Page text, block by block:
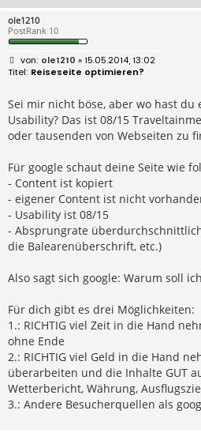
ole1210
PostRank 10
B
e
r
a
g
ole1210 » 15.05.2014, 13:02
Reiseseite optimieren?
Sei mir nicht böse, aber wo hast du
Usability? Das ist 08/15
oder tausenden von Webseiten zu
Für google schaut deine Seite wie
- Content ist kopiert
- eigener Content ist nicht
- Usability ist 08/15
- Absprungrate
die Balearenüberschrift, etc.)
Also sagt sich google: Warum soll
Für dich gibt es drei Möglichkeiten:
1.: RICHTIG viel Zeit in die Hand
ohne Ende
2.: RICHTIG viel Geld in die Hand
überarbeiten und die Inhalte GUT
Wetterbericht, Währung,
3.: Andere Besucherquellen als